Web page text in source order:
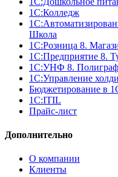
1С:Колледж
Школа
1С:Розница 8.
1С:Предприятие 8.
1С:УНФ 8.
1С:Управление
Бюджетирование в
1С:ITIL
Прайс-лист
Дополнительно
О компании
Клиенты